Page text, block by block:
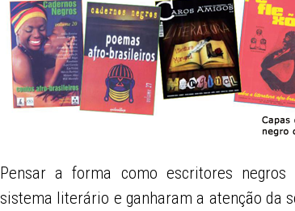
Pensar a forma como escritores negros
sistema literário e ganharam a atenção da